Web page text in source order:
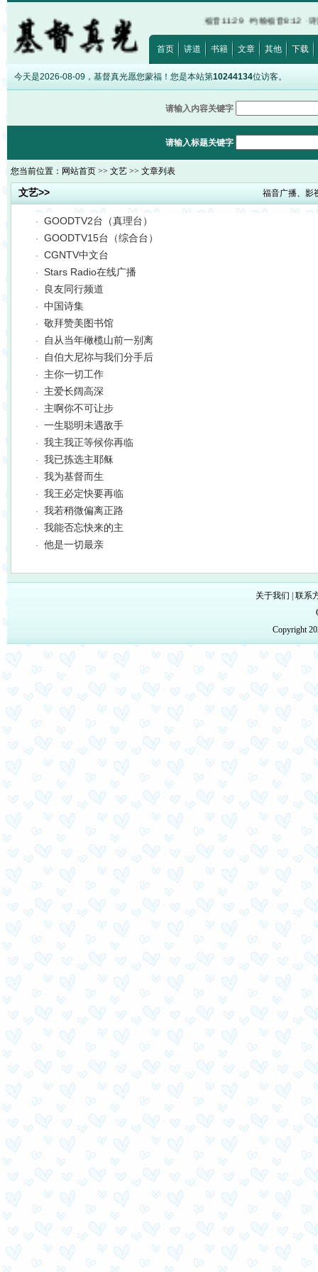
20:17·路加福音12:15 ·以弗所书5:5 马太福音11:29·约翰福音8:12·诗篇32:5 ·
首页 讲道 书籍 文章 其他 下载
今天是2026-08-09，基督真光愿您蒙福！您是本站第10244134位访客。
请输入内容关键字
请输入标题关键字
您当前位置： 网站首页 >> 文艺 >> 文章列表
文艺>> 福音广播、影
· GOODTV2台（真理台）
· GOODTV15台（综合台）
· CGNTV中文台
· Stars Radio在线广播
· 良友同行频道
· 中国诗集
· 敬拜赞美图书馆
· 自从当年橄榄山前一别离
· 自伯大尼祢与我们分手后
· 主你一切工作
· 主爱长阔高深
· 主啊你不可让步
· 一生聪明未遇敌手
· 我主我正等候你再临
· 我已拣选主耶稣
· 我为基督而生
· 我王必定快要再临
· 我若稍微偏离正路
· 我能否忘快来的主
· 他是一切最亲
关于我们
联系
Copyright